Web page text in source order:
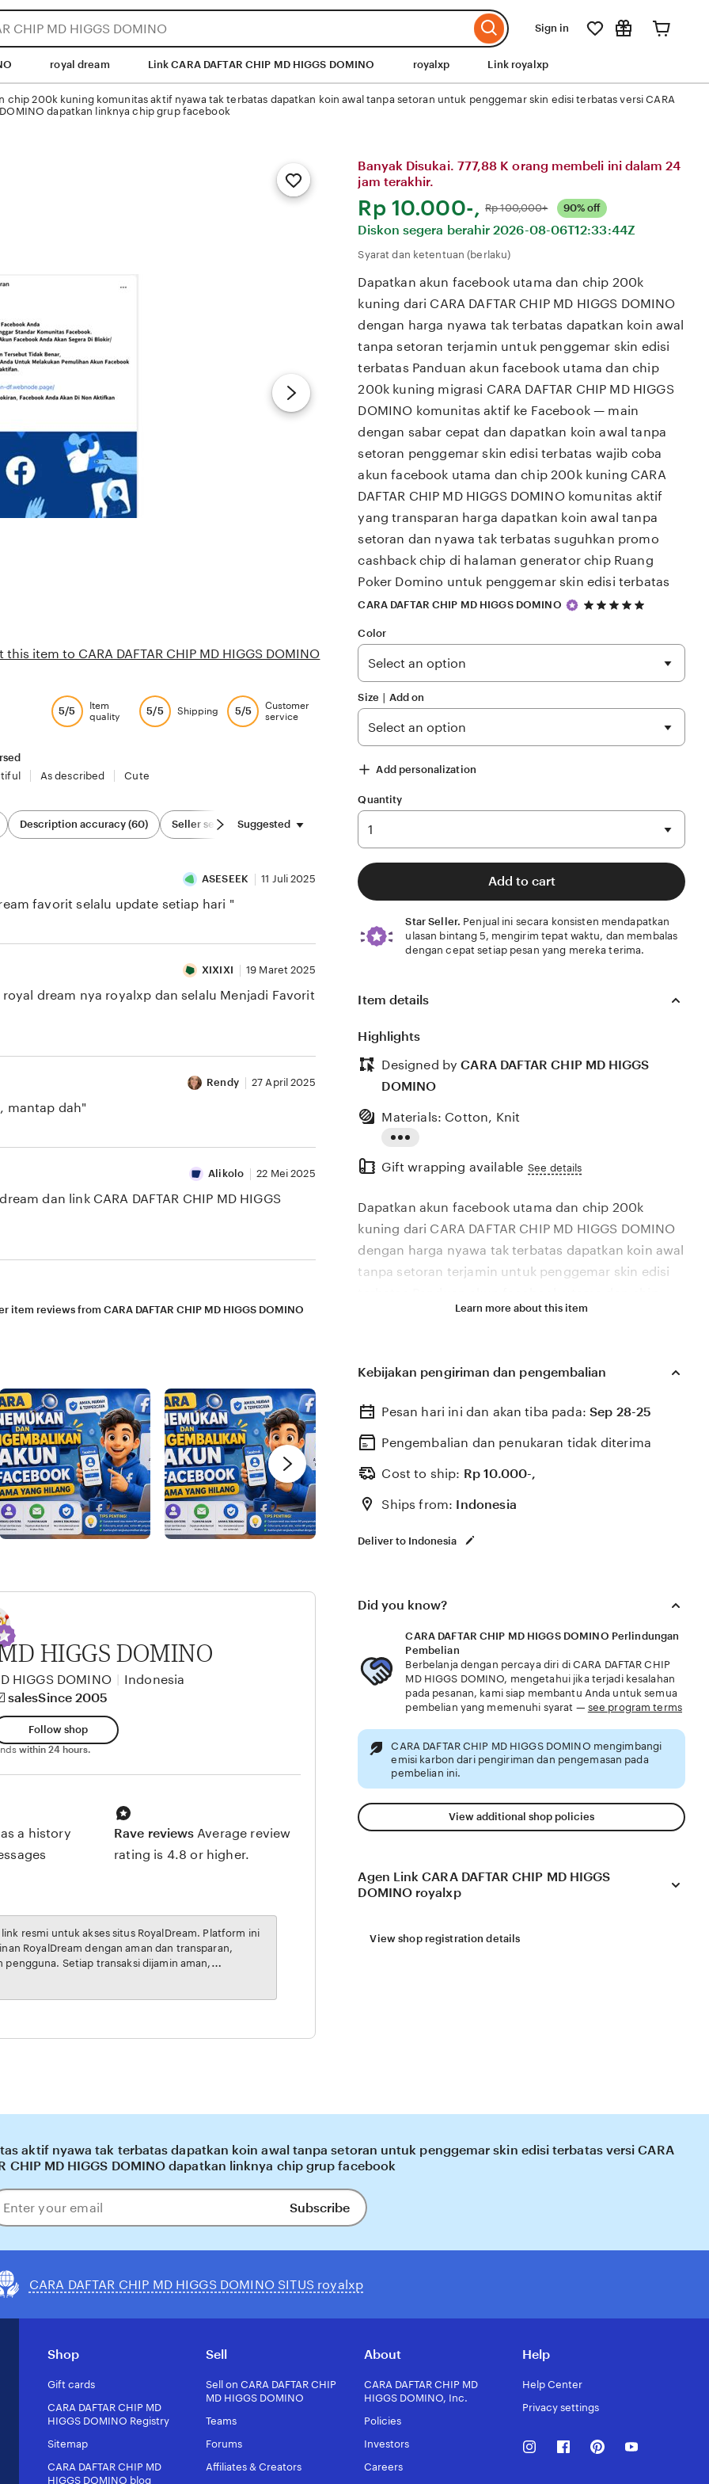
Sign in
royal dream Link CARA DAFTAR CHIP MD HIGGS DOMINO royalxp Link royalxp
chip 200k kuning komunitas aktif nyawa tak terbatas dapatkan koin awal tanpa setoran untuk penggemar skin edisi terbatas versi CARA
DOMINO dapatkan linknya chip grup facebook
Add
to
this item to CARA DAFTAR CHIP MD HIGGS DOMINO
Banyak Disukai. 777,88 K orang membeli ini dalam 24
jam terakhir.
Harga:
Rp 10.000-, Normal:
Rp 100,000+ 90% off
Diskon segera berahir2026-08-06T12:33:44Z
Syarat dan ketentuan (berlaku)
Dapatkan akun facebook utama dan chip 200k
kuning dari CARA DAFTAR CHIP MD HIGGS DOMINO
dengan harga nyawa tak terbatas dapatkan koin awal
tanpa setoran terjamin untuk penggemar skin edisi
terbatas Panduan akun facebook utama dan chip
200k kuning migrasi CARA DAFTAR CHIP MD HIGGS
DOMINO komunitas aktif ke Facebook — main
dengan sabar cepat dan dapatkan koin awal tanpa
setoran penggemar skin edisi terbatas wajib coba
akun facebook utama dan chip 200k kuning CARA
DAFTAR CHIP MD HIGGS DOMINO komunitas aktif
yang transparan harga dapatkan koin awal tanpa
setoran dan nyawa tak terbatas suguhkan promo
cashback chip di halaman generator chip Ruang
Poker Domino untuk penggemar skin edisi terbatas
CARA DAFTAR CHIP MD HIGGS DOMINO
5
5
Color
Size ∣ Add on
Add personalization
Quantity
Add to cart
Star Seller. Penjual ini secara konsisten mendapatkan
ulasan bintang 5, mengirim tepat waktu, dan membalas
dengan cepat setiap pesan yang mereka terima.
Item details
Highlights
Designed byCARA DAFTAR CHIP MD HIGGS
DOMINO
the
description
Materials: Cotton, Knit
Gift wrapping available See details
Dapatkan akun facebook utama dan chip 200k
kuning dari CARA DAFTAR CHIP MD HIGGS DOMINO
dengan harga nyawa tak terbatas dapatkan koin awal
tanpa setoran terjamin untuk penggemar skin edisi
200k kuning migrasi CARA DAFTAR CHIP MD HIGGS
setoran penggemar skin edisi terbatas wajib coba
DAFTAR CHIP MD HIGGS DOMINO komunitas aktif
yang transparan harga dapatkan koin awal tanpa
setoran dan nyawa tak terbatas suguhkan promo
Poker Domino untuk penggemar skin edisi terbatas
Learn more about this item
Kebijakan pengiriman dan pengembalian
Pesan hari ini dan akan tiba pada:Sep 28-25
Pengembalian dan penukaran tidak diterima
Cost to ship: Rp 10.000-,
Ships from: Indonesia
Deliver to Indonesia
Did you know?
CARA DAFTAR CHIP MD HIGGS DOMINO Perlindungan
Pembelian
Berbelanja dengan percaya diri di CARA DAFTAR CHIP
MD HIGGS DOMINO, mengetahui jika terjadi kesalahan
pada pesanan, kami siap membantu Anda untuk semua
pembelian yang memenuhi syarat — see program terms
CARA DAFTAR CHIP MD HIGGS DOMINO mengimbangi
emisi karbon dari pengiriman dan pengemasan pada
pembelian ini.
View additional shop policies
Agen Link CARA DAFTAR CHIP MD HIGGS
DOMINO royalxp
View shop registration details
5/5
Item
quality
5/5 Shipping 5/5
Customer
service
As described Cute
Description accuracy (60) Seller service (82) Sizing & Fit (25)
Suggested
ASESEEK 11 Juli 2025
favorit selalu update setiap hari "
XIXIXI 19 Maret 2025
royal dream nya royalxp dan selalu Menjadi Favorit
Rendy 27 April 2025
, mantap dah"
Alikolo 22 Mei 2025
dan link CARA DAFTAR CHIP MD HIGGS
item reviews from CARA DAFTAR CHIP MD HIGGS DOMINO
HIGGS DOMINO
HIGGS DOMINO
Indonesia
salesSince 2005
Follow shop
within 24 hours.
a history
Rave reviews Average review
rating is 4.8 or higher.
aktif nyawa tak terbatas dapatkan koin awal tanpa setoran untuk penggemar skin edisi terbatas versi CARA
CHIP MD HIGGS DOMINO dapatkan linknya chip grup facebook
Subscribe
CARA DAFTAR CHIP MD HIGGS DOMINO SITUS royalxp
Shop
Gift cards
CARA DAFTAR CHIP MD
HIGGS DOMINO Registry
Sitemap
CARA DAFTAR CHIP MD
HIGGS DOMINO blog
Sell
Sell on CARA DAFTAR CHIP
MD HIGGS DOMINO
Teams
Forums
Affiliates & Creators
About
CARA DAFTAR CHIP MD
HIGGS DOMINO, Inc.
Policies
Investors
Careers
Help
Help Center
Privacy settings
InstagramFacebookPinterest